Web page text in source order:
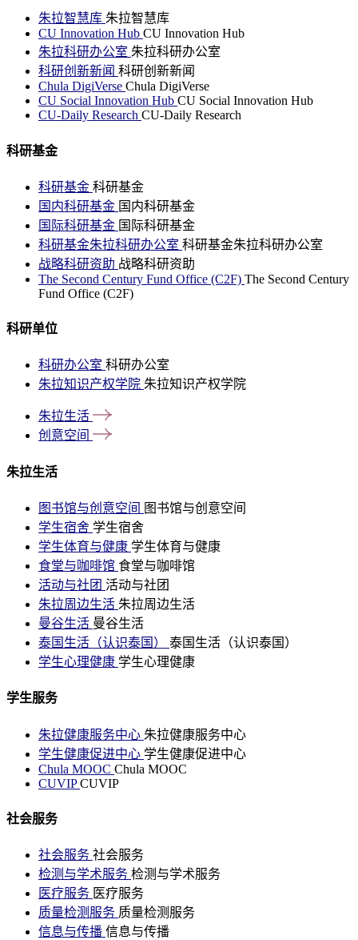
朱拉智慧库 朱拉智慧库
CU Innovation Hub CU Innovation Hub
朱拉科研办公室 朱拉科研办公室
科研创新新闻 科研创新新闻
Chula DigiVerse Chula DigiVerse
CU Social Innovation Hub CU Social Innovation Hub
CU-Daily Research CU-Daily Research
科研基金
科研基金 科研基金
国内科研基金 国内科研基金
国际科研基金 国际科研基金
科研基金朱拉科研办公室 科研基金朱拉科研办公室
战略科研资助 战略科研资助
The Second Century Fund Office (C2F) The Second Century
Fund Office (C2F)
科研单位
科研办公室 科研办公室
朱拉知识产权学院 朱拉知识产权学院
朱拉生活
创意空间
朱拉生活
图书馆与创意空间 图书馆与创意空间
学生宿舍 学生宿舍
学生体育与健康 学生体育与健康
食堂与咖啡馆 食堂与咖啡馆
活动与社团 活动与社团
朱拉周边生活 朱拉周边生活
曼谷生活 曼谷生活
泰国生活（认识泰国） 泰国生活（认识泰国）
学生心理健康 学生心理健康
学生服务
朱拉健康服务中心 朱拉健康服务中心
学生健康促进中心 学生健康促进中心
Chula MOOC Chula MOOC
CUVIPCUVIP
社会服务
社会服务 社会服务
检测与学术服务 检测与学术服务
医疗服务 医疗服务
质量检测服务 质量检测服务
信息与传播 信息与传播